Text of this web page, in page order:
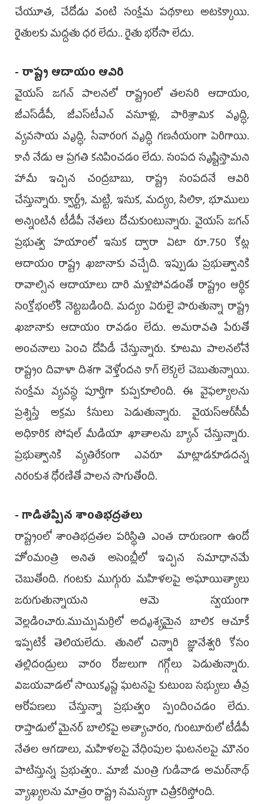
చేయూత, చేదోడు వంటి సంక్షేమ పథకాలు అటకెక్కాయి.
రైతులకు మద్దతు ధర లేదు.. రైతు భరోసా లేదు.
- రాష్ట్ర ఆదాయం ఆవిరి
వైయస్ జగన్ పాలనలో రాష్ట్రంలో తలసరి ఆదాయం,
జీఎస్‌డీపీ, జీఎస్‌టీఎన్ వసూళ్లు, పారిశ్రామిక వృద్ధి,
వ్యవసాయ వృద్ధి, సేవారంగ వృద్ధి గణనీయంగా పెరిగాయి.
కానీ నేడు ఆ ప్రగతి కనిపించడం లేదు. సంపద సృష్టిస్తామని
హామీ ఇచ్చిన చంద్రబాబు, రాష్ట్ర సంపదనే ఆవిరి
చేస్తున్నారు. క్వార్ట్జ్, మట్టి, ఇసుక, మద్యం, సిలికా, భూములు
అన్నింటినీ టీడీపీ నేతలు దోచుకుంటున్నారు. వైయస్ జగన్
ప్రభుత్వ హయాంలో ఇసుక ద్వారా ఏటా రూ.750 కోట్ల
ఆదాయం రాష్ట్ర ఖజానాకు వచ్చేది. ఇప్పుడు ప్రభుత్వానికి
రావాల్సిన ఆదాయాలు దారి మళ్లిపోవడంతో రాష్ట్రం ఆర్థిక
సంక్షోభంలోకి నెట్టబడింది. మద్యం ఏరులై పారుతున్నా రాష్ట్ర
ఖజానాకు ఆదాయం రావడం లేదు. అమరావతి పేరుతో
అంచనాలు పెంచి దోపిడీ చేస్తున్నారు. కూటమి పాలనలోనే
రాష్ట్రం దివాళా దిశగా వెళ్తోందని కాగ్ లెక్కలే చెబుతున్నాయి.
సంక్షేమ వ్యవస్థ పూర్తిగా కుప్పకూలింది. ఈ వైఫల్యాలను
ప్రశ్నిస్తే అక్రమ కేసులు పెడుతున్నారు. వైయ‌స్ఆర్‌సీపీ
అధికారిక సోషల్ మీడియా ఖాతాలను బ్యాన్ చేస్తున్నారు.
ప్రభుత్వానికి వ్యతిరేకంగా ఎవరూ మాట్లాడకూడదన్న
నిరంకుశ ధోరణితో పాలన సాగుతోంది.
- గాడితప్పిన శాంతిభద్రతలు
రాష్ట్రంలో శాంతిభద్రతల పరిస్థితి ఎంత దారుణంగా ఉందో
హోంమంత్రి అనిత అసెంబ్లీలో ఇచ్చిన సమాధానమే
చెబుతోంది. గంటకు ముగ్గురు మహిళలపై అఘాయిత్యాలు
జరుగుతున్నాయని ఆమె స్వయంగా
వెల్లడించారు.ముచ్చుమర్రిలో అదృశ్యమైన బాలిక ఆచూకీ
ఇప్పటికీ తెలియలేదు. తునిలో చిన్నారి జ్ఞానేశ్వరి కోసం
తల్లిదండ్రులు వారం రోజులుగా గగ్గోలు పెడుతున్నారు.
విజయవాడలో సాయికృష్ణ ఘటనపై కుటుంబ సభ్యులు తీవ్ర
ఆరోపణలు చేస్తున్నా ప్రభుత్వం స్పందించడం లేదు.
రాప్తాడులో మైనర్ బాలికపై అత్యాచారం, గుంటూరులో టీడీపీ
నేతల ఆగడాలు, మహిళలపై వేధింపుల ఘటనలపై మౌనం
పాటిస్తున్న ప్రభుత్వం.. మాజీ మంత్రి గుడివాడ అమర్‌నాథ్
వ్యాఖ్యలను మాత్రం రాష్ట్ర సమస్యగా చిత్రీకరిస్తోంది.